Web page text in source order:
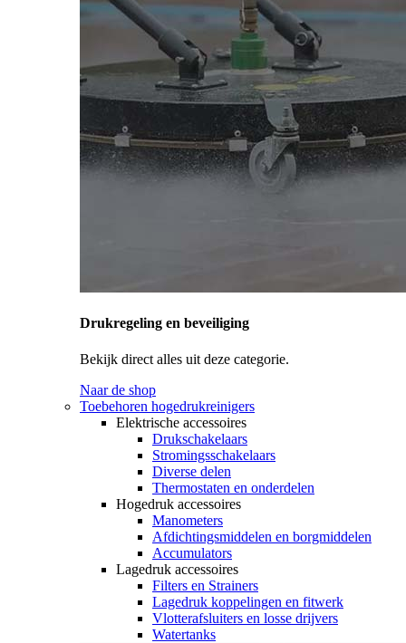
Drukregeling en beveiliging
Bekijk direct alles uit deze categorie.
Naar de shop
Toebehoren hogedrukreinigers
Elektrische accessoires
Drukschakelaars
Stromingsschakelaars
Diverse delen
Thermostaten en onderdelen
Hogedruk accessoires
Manometers
Afdichtingsmiddelen en borgmiddelen
Accumulators
Lagedruk accessoires
Filters en Strainers
Lagedruk koppelingen en fitwerk
Vlotterafsluiters en losse drijvers
Watertanks